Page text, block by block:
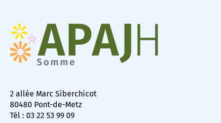
2 allée Marc Siberchicot
80480 Pont-de-Metz
Tél : 03 22 53 99 09